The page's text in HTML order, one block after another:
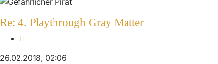
Re: 4. Playthrough Gray Matter
26.02.2018, 02:06